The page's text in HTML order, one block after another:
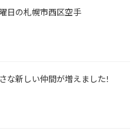
日の札幌市西区空手
な新しい仲間が増えました!